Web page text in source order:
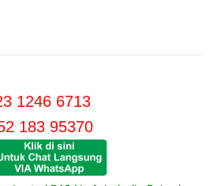
1246 6713
183 95370